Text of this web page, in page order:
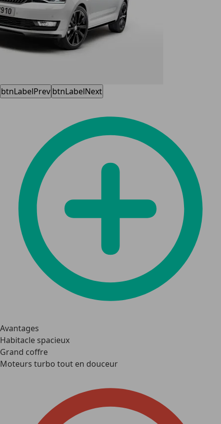
btnLabelPrev btnLabelNext
Avantages
Habitacle spacieux
Grand coffre
Moteurs turbo tout en douceur